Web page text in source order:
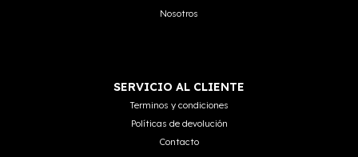
Nosotros
SERVICIO AL CLIENTE
Terminos y condiciones
Políticas de devolución
Contacto